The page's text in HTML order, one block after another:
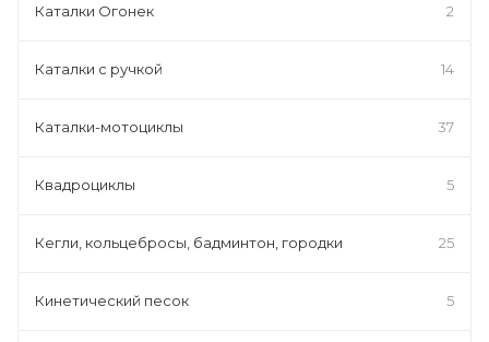
Каталки Огонек 2
Каталки с ручкой 14
Каталки-мотоциклы 37
Квадроциклы 5
Кегли, кольцебросы, бадминтон, городки 25
Кинетический песок 5